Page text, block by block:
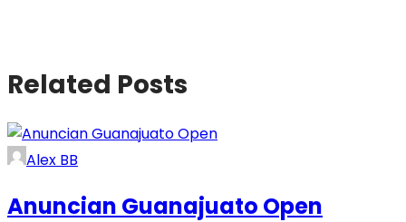
Related Posts
Alex BB
Anuncian Guanajuato Open